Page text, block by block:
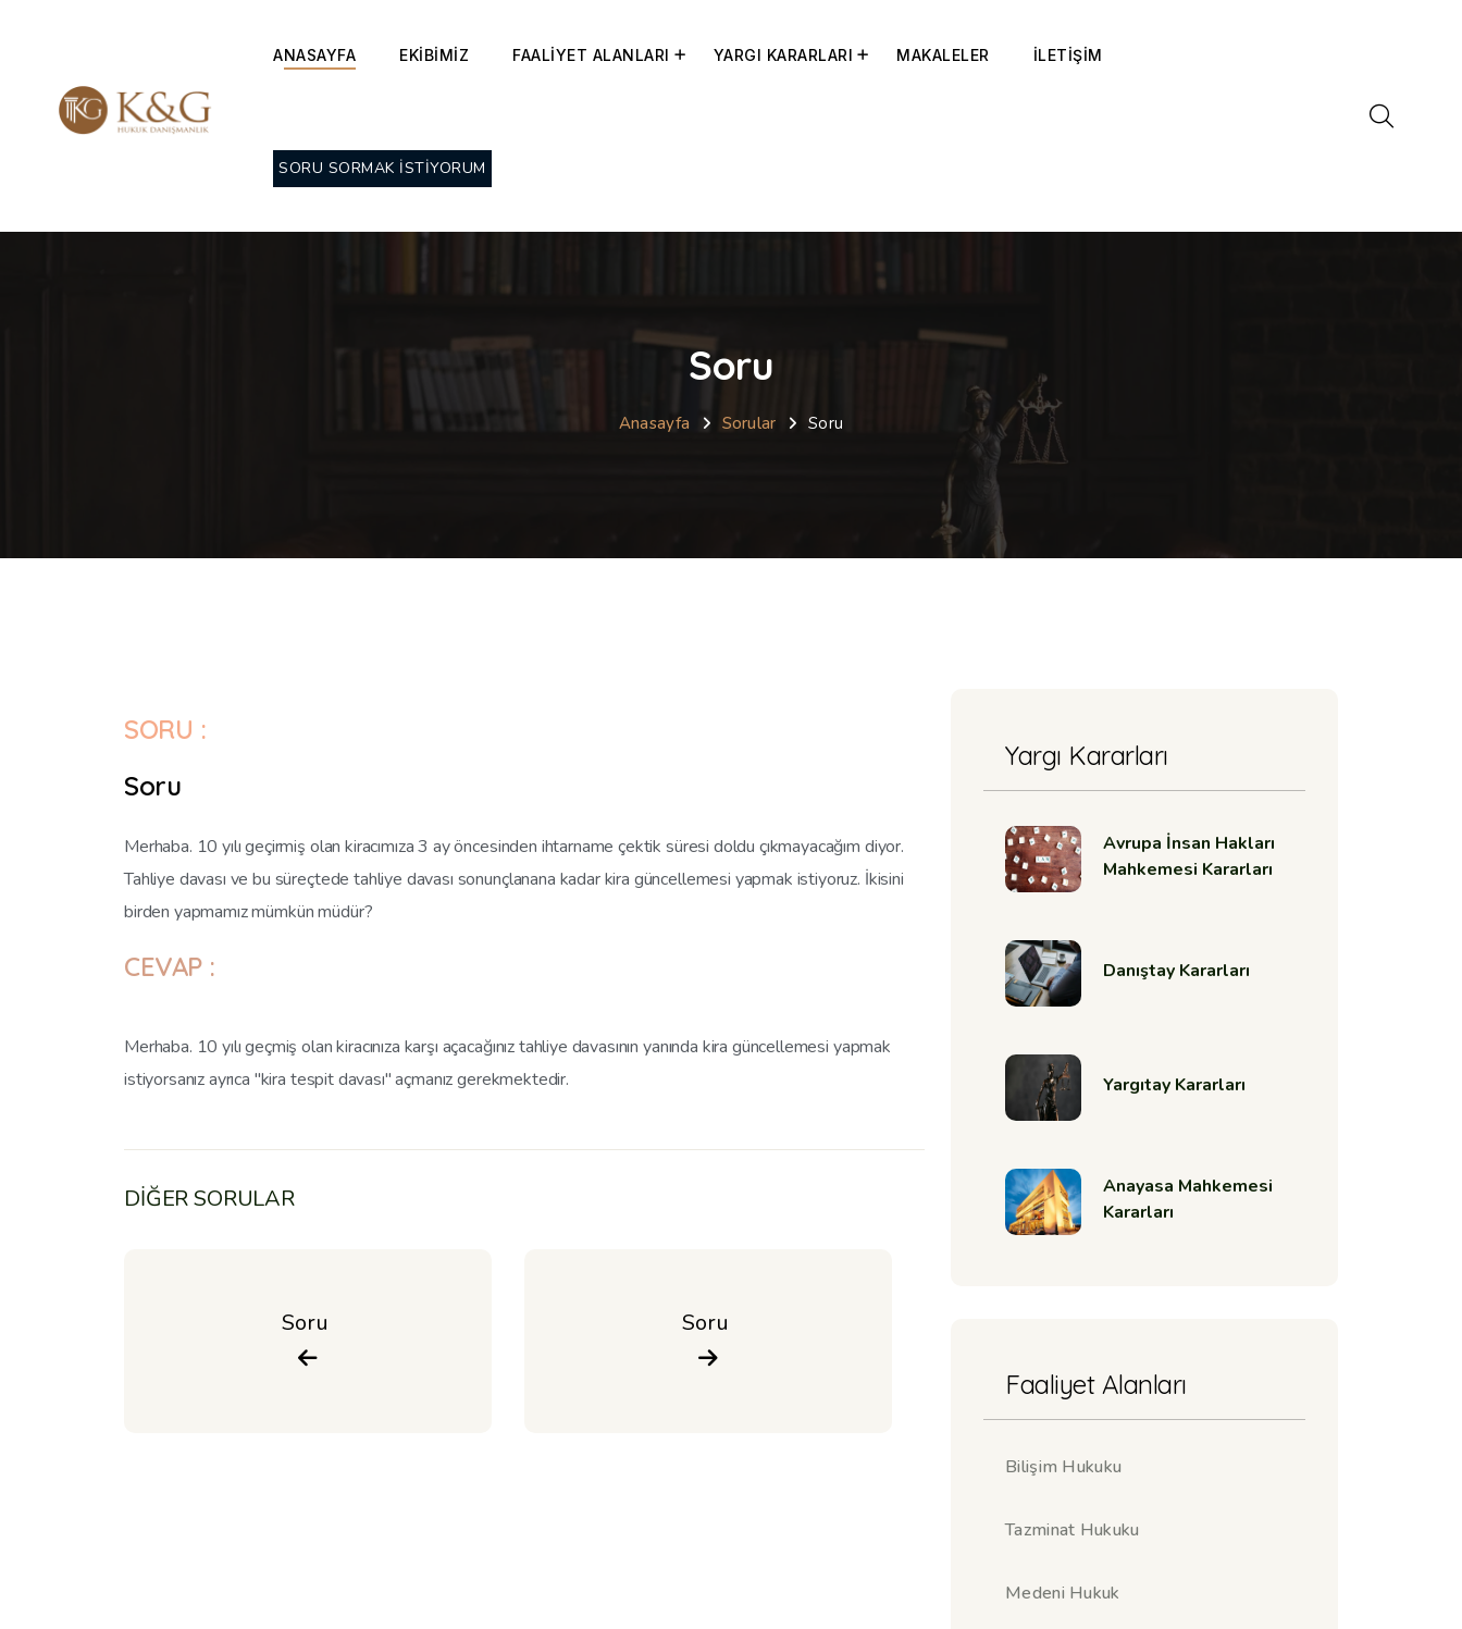
ANASAYFA EKİBİMİZ FAALİYET ALANLARI YARGI KARARLARI MAKALELER İLETİŞİM
SORU SORMAK İSTİYORUM
Soru
Anasayfa Sorular Soru
SORU :
Soru
Merhaba. 10 yılı geçirmiş olan kiracımıza 3 ay öncesinden ihtarname çektik süresi doldu çıkmayacağım diyor.
Tahliye davası ve bu süreçtede tahliye davası sonunçlanana kadar kira güncellemesi yapmak istiyoruz. İkisini
birden yapmamız mümkün müdür?
CEVAP :
Merhaba. 10 yılı geçmiş olan kiracınıza karşı açacağınız tahliye davasının yanında kira güncellemesi yapmak
istiyorsanız ayrıca "kira tespit davası" açmanız gerekmektedir.
DİĞER SORULAR
Soru Soru
Yargı Kararları
Avrupa İnsan Hakları
Mahkemesi Kararları
Danıştay Kararları
Yargıtay Kararları
Anayasa Mahkemesi
Kararları
Faaliyet Alanları
Bilişim Hukuku
Tazminat Hukuku
Medeni Hukuk